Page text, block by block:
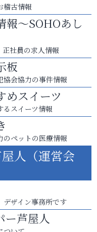
成績は変わる。
びと~
稽古情報
報～SOHOあし
社員の求人情報
板
協会協力の事件情報
めスイーツ
るスイーツ情報
のペットの医療情報
人（運営会
デザイン事務所です
ー芦屋人